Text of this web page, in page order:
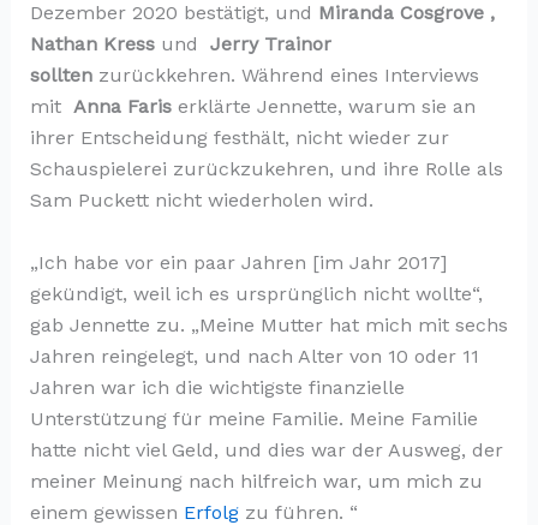
Dezember 2020 bestätigt, und Miranda Cosgrove ,
Nathan Kressund Jerry Trainor
solltenzurückkehren. Während eines Interviews
mit Anna Fariserklärte Jennette, warum sie an
ihrer Entscheidung festhält, nicht wieder zur
Schauspielerei zurückzukehren, und ihre Rolle als
Sam Puckett nicht wiederholen wird.
„Ich habe vor ein paar Jahren [im Jahr 2017]
gekündigt, weil ich es ursprünglich nicht wollte“,
gab Jennette zu. „Meine Mutter hat mich mit sechs
Jahren reingelegt, und nach Alter von 10 oder 11
Jahren war ich die wichtigste finanzielle
Unterstützung für meine Familie. Meine Familie
hatte nicht viel Geld, und dies war der Ausweg, der
meiner Meinung nach hilfreich war, um mich zu
einem gewissen Erfolgzu führen. “